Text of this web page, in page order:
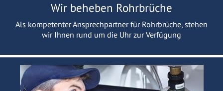
Wir beheben Rohrbrüche
Als kompetenter Ansprechpartner für Rohrbrüche, stehen
wir Ihnen rund um die Uhr zur Verfügung